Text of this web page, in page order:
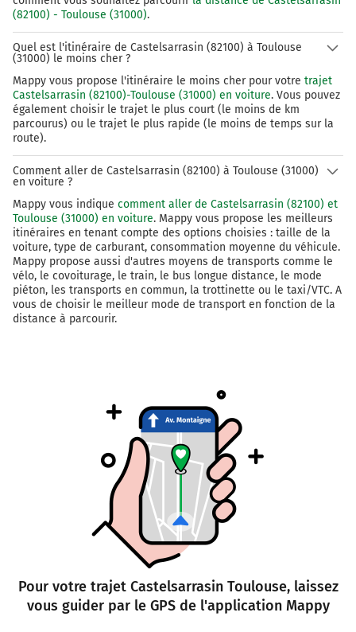
(82100) - Toulouse (31000).
Quel est l'itinéraire de Castelsarrasin (82100) à Toulouse
(31000) le moins cher ?
Mappy vous propose l'itinéraire le moins cher pour votre trajet
Castelsarrasin (82100)-Toulouse (31000) en voiture. Vous pouvez
également choisir le trajet le plus court (le moins de km
parcourus) ou le trajet le plus rapide (le moins de temps sur la
route).
Comment aller de Castelsarrasin (82100) à Toulouse (31000)
en voiture ?
Mappy vous indique comment aller de Castelsarrasin (82100) et
Toulouse (31000) en voiture. Mappy vous propose les meilleurs
itinéraires en tenant compte des options choisies : taille de la
voiture, type de carburant, consommation moyenne du véhicule.
Mappy propose aussi d'autres moyens de transports comme le
vélo, le covoiturage, le train, le bus longue distance, le mode
piéton, les transports en commun, la trottinette ou le taxi/VTC. A
vous de choisir le meilleur mode de transport en fonction de la
distance à parcourir.
Pour votre trajet Castelsarrasin Toulouse, laissez
vous guider par le GPS de l'application Mappy